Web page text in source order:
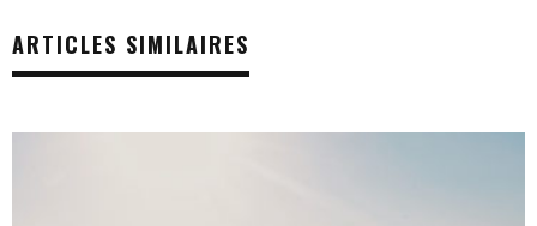
ARTICLES SIMILAIRES